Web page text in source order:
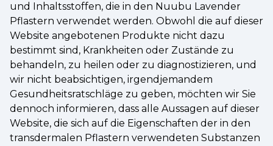
und Inhaltsstoffen, die in den Nuubu Lavender
Pflastern verwendet werden. Obwohl die auf dieser
Website angebotenen Produkte nicht dazu
bestimmt sind, Krankheiten oder Zustände zu
behandeln, zu heilen oder zu diagnostizieren, und
wir nicht beabsichtigen, irgendjemandem
Gesundheitsratschläge zu geben, möchten wir Sie
dennoch informieren, dass alle Aussagen auf dieser
Website, die sich auf die Eigenschaften der in den
transdermalen Pflastern verwendeten Substanzen